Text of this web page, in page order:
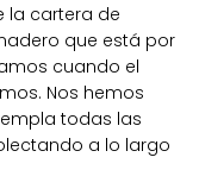
la cartera de
que está por
cuando el
Nos hemos
todas las
a lo largo